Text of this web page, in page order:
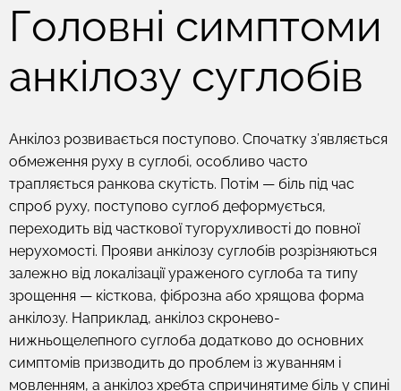
Головні симптоми
анкілозу суглобів
Анкілоз розвивається поступово. Спочатку з’являється
обмеження руху в суглобі, особливо часто
трапляється ранкова скутість. Потім — біль під час
спроб руху, поступово суглоб деформується,
переходить від часткової тугорухливості до повної
нерухомості. Прояви анкілозу суглобів розрізняються
залежно від локалізації ураженого суглоба та типу
зрощення — кісткова, фіброзна або хрящова форма
анкілозу. Наприклад, анкілоз скронево-
нижньощелепного суглоба додатково до основних
симптомів призводить до проблем із жуванням і
мовленням, а анкілоз хребта спричинятиме біль у спині